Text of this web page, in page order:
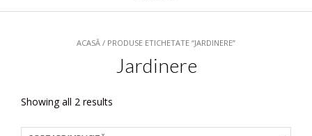
ACASĂ / PRODUSE ETICHETATE “JARDINERE”
Jardinere
Showing all 2 results